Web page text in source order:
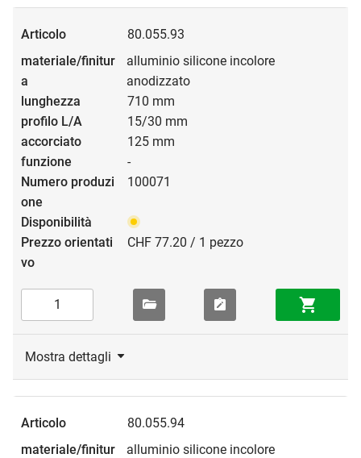
80.055.93
alluminio silicone incolore
anodizzato
710 mm
15/30 mm
125 mm
-
100071
CHF 77.20 / 1 pezzo
Mostra dettagli
80.055.94
alluminio silicone incolore